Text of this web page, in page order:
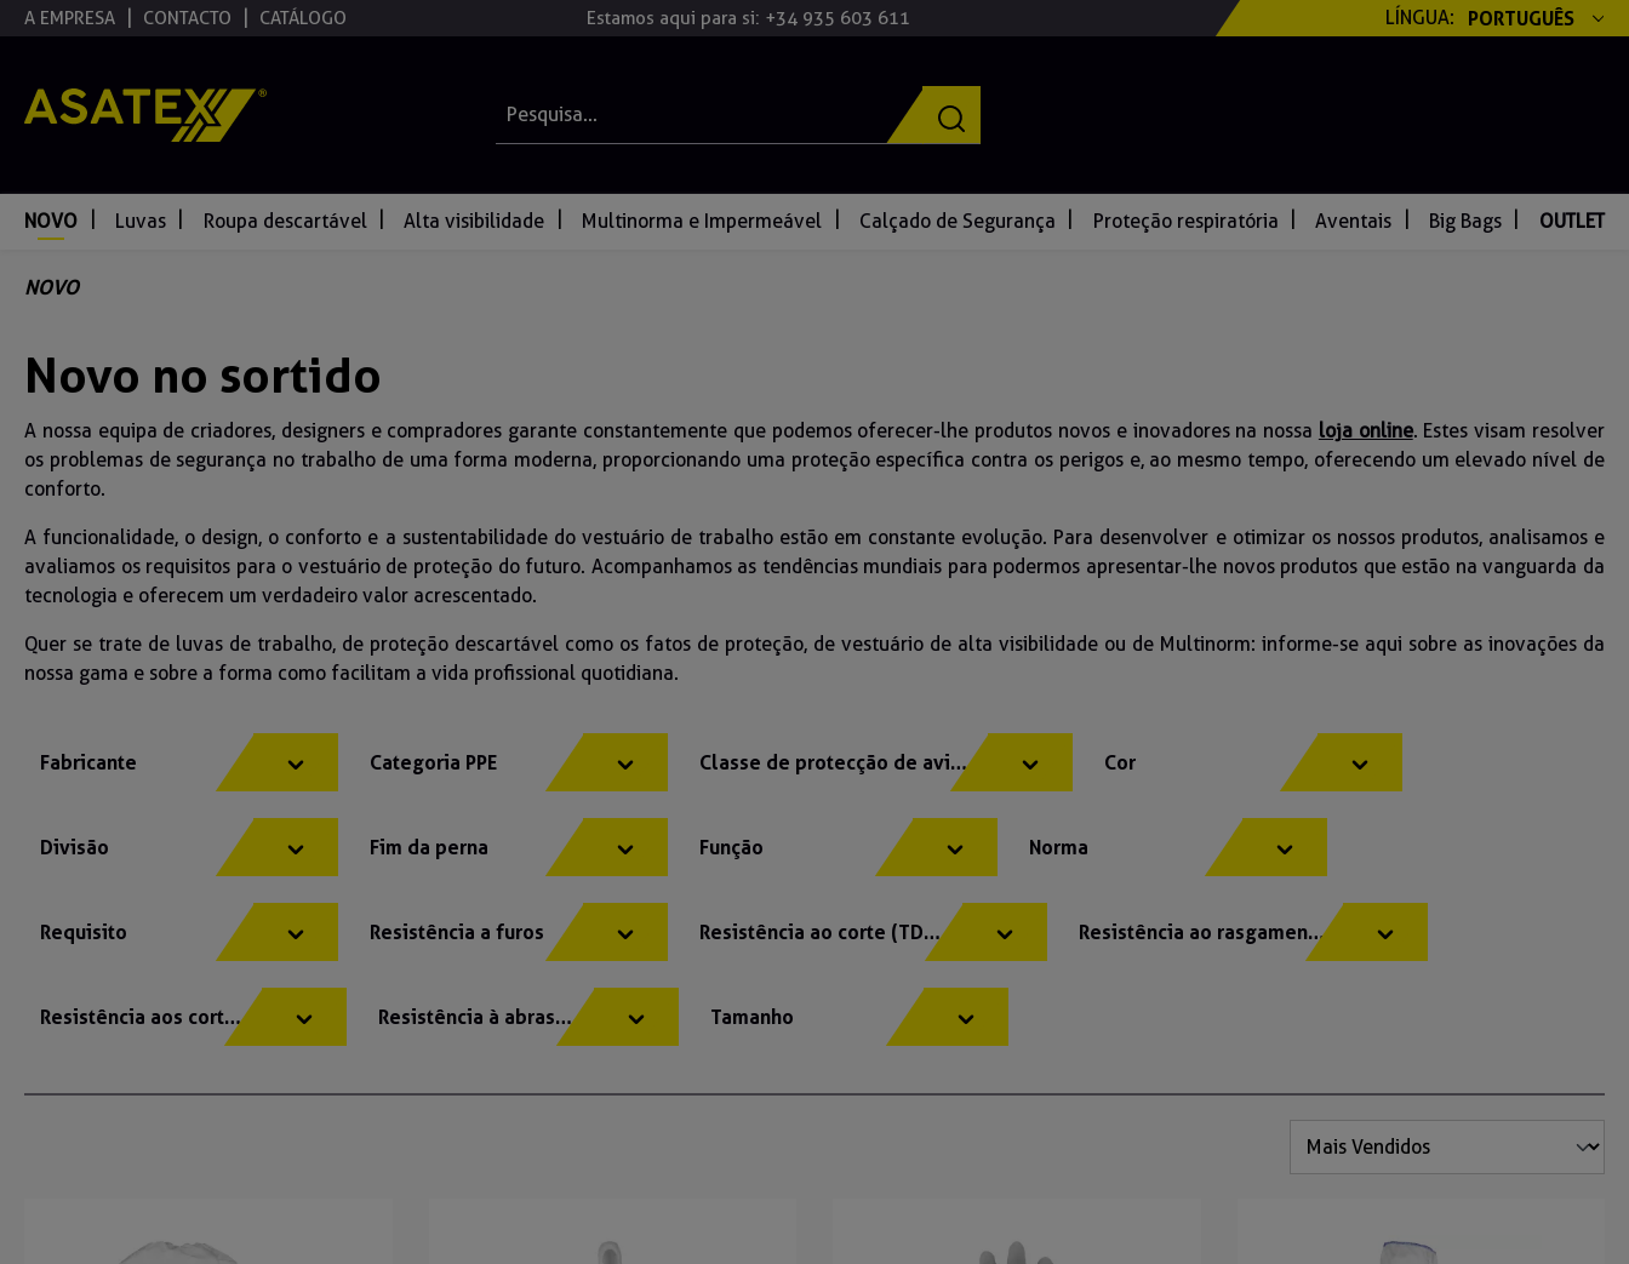
Saltar para a navegação principal
A EMPRESA CONTACTO CATÁLOGO Estamos aqui para si: +34 935 603 611 LÍNGUA: PORTUGUÊS
NOVO Luvas Roupa descartável Alta visibilidade Multinorma e Impermeável Calçado de Segurança Proteção respiratória Aventais Big Bags OUTLET
NOVO
Novo no sortido
A nossa equipa de criadores, designers e compradores garante constantemente que podemos oferecer-lhe produtos novos e inovadores na nossa loja online. Estes visam resolver
os problemas de segurança no trabalho de uma forma moderna, proporcionando uma proteção específica contra os perigos e, ao mesmo tempo, oferecendo um elevado nível de
conforto.
A funcionalidade, o design, o conforto e a sustentabilidade do vestuário de trabalho estão em constante evolução. Para desenvolver e otimizar os nossos produtos, analisamos e
avaliamos os requisitos para o vestuário de proteção do futuro. Acompanhamos as tendências mundiais para podermos apresentar-lhe novos produtos que estão na vanguarda da
tecnologia e oferecem um verdadeiro valor acrescentado.
Quer se trate de luvas de trabalho, de proteção descartável como os fatos de proteção, de vestuário de alta visibilidade ou de Multinorm: informe-se aqui sobre as inovações da
nossa gama e sobre a forma como facilitam a vida profissional quotidiana.
Fabricante Categoria PPE Classe de protecção de aviso Cor
Divisão Fim da perna Função Norma
Requisito Resistência a furos Resistência ao corte (TDM) Resistência ao rasgamento
Resistência aos cortes Resistência à abrasão Tamanho